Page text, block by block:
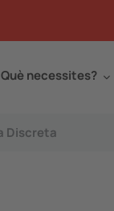
Què necessites?
Discreta